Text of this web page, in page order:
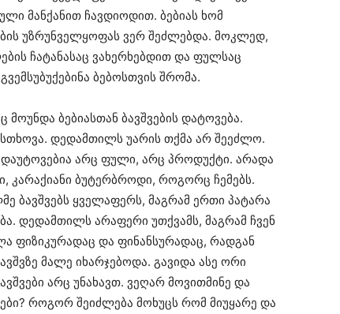
მანქანით ჩავდიოდით. ბებიას ხომ
უზრუნველყოფას ვერ შეძლებდა. მოკლედ,
ჩატანასაც ვახერხებდით და ფულსაც
ბებოსთვის შრომა.
მოუნდა ბებიასთან ბავშვების დატოვება.
დედამთილს უარის თქმა არ შეეძლო.
დაუტოვებია არც ფული, არც პროდუქტი. არადა
კარაქიანი ბუტერბროდი, როგორც ჩემებს.
ბავშვებს ყველაფერს, მაგრამ ერთი პატარა
დედამთილს არაფერი უთქვამს, მაგრამ ჩვენ
ფიზიკურადაც და ფინანსურადაც, რადგან
მალე იხარჯებოდა. გავიდა ასე ორი
არც უნახავთ. ვეღარ მოვითმინე და
როგორ შეიძლება მოხუცს რომ მიუყარე და